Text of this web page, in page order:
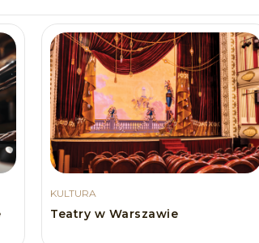
KULTURA
Teatry w Warszawie